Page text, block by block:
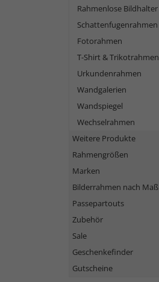
Rahmenlose Bildhalter
Schattenfugenrahmen
Fotorahmen
T-Shirt & Trikotrahmen
Urkundenrahmen
Wandgalerien
Wandspiegel
Wechselrahmen
Weitere Produkte
Rahmengrößen
Marken
Bilderrahmen nach Maß
Passepartouts
Zubehör
Sale
Geschenkefinder
Gutscheine